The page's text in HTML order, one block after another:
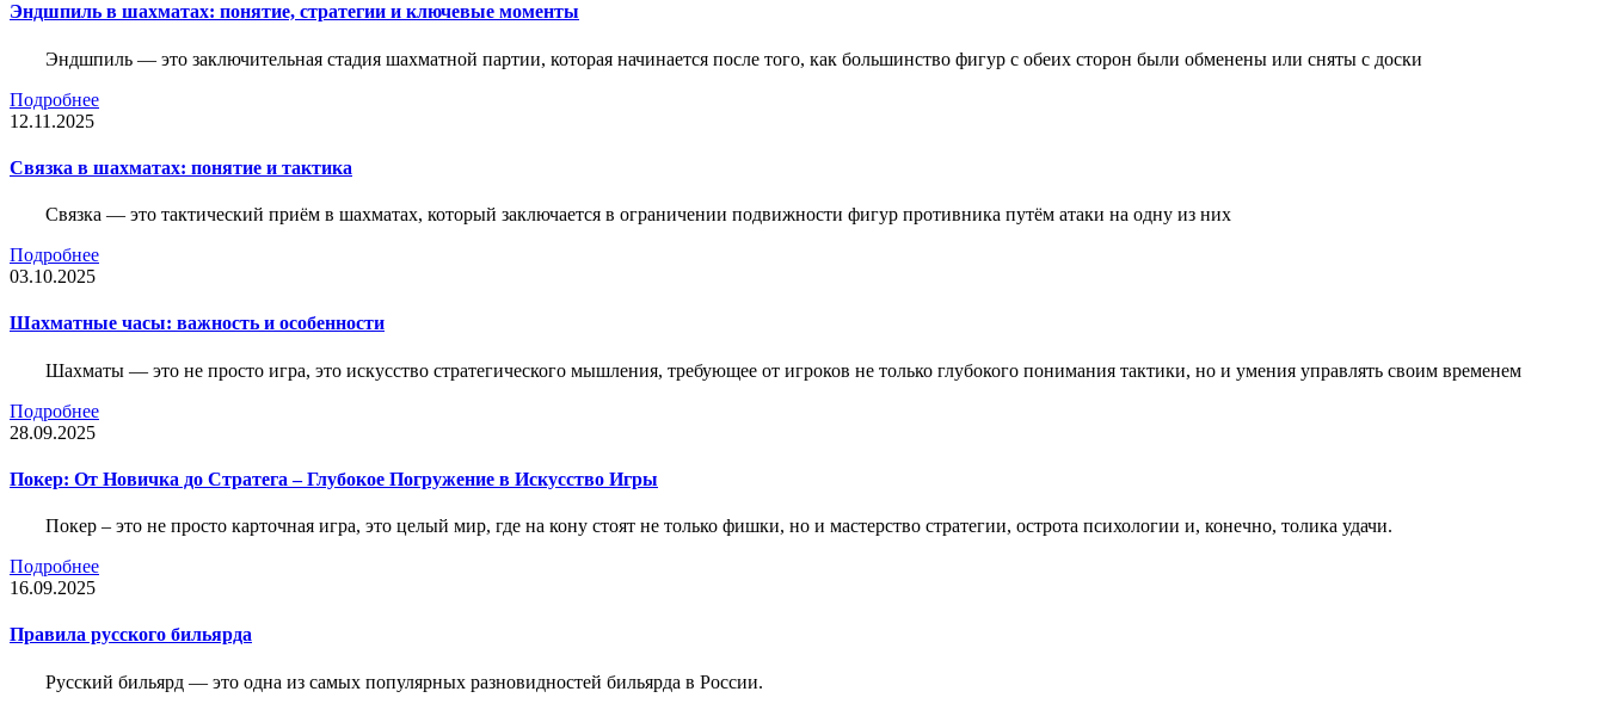
Эндшпиль в шахматах: понятие, стратегии и ключевые моменты
Эндшпиль — это заключительная стадия шахматной партии, которая начинается после того, как большинство фигур с обеих сторон были обменены или сняты с доски
Подробнее
12.11.2025
Связка в шахматах: понятие и тактика
Связка — это тактический приём в шахматах, который заключается в ограничении подвижности фигур противника путём атаки на одну из них
Подробнее
03.10.2025
Шахматные часы: важность и особенности
Шахматы — это не просто игра, это искусство стратегического мышления, требующее от игроков не только глубокого понимания тактики, но и умения управлять своим временем
Подробнее
28.09.2025
Покер: От Новичка до Стратега – Глубокое Погружение в Искусство Игры
Покер – это не просто карточная игра, это целый мир, где на кону стоят не только фишки, но и мастерство стратегии, острота психологии и, конечно, толика удачи.
Подробнее
16.09.2025
Правила русского бильярда
Русский бильярд — это одна из самых популярных разновидностей бильярда в России.